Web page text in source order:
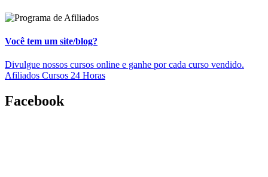
Você tem um site/blog?
Divulgue nossos cursos online e ganhe por cada curso vendido.
Afiliados Cursos 24 Horas
Facebook